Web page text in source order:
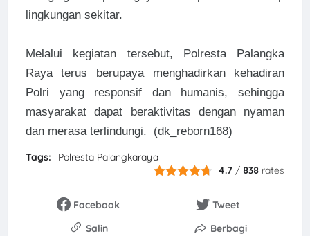
lingkungan sekitar.
Melalui kegiatan tersebut, Polresta Palangka
Raya terus berupaya menghadirkan kehadiran
Polri yang responsif dan humanis, sehingga
masyarakat dapat beraktivitas dengan nyaman
dan merasa terlindungi. (dk_reborn168)
Tags:
Polresta Palangkaraya
4.7 / 838 rates
Facebook
Tweet
Salin
Berbagi